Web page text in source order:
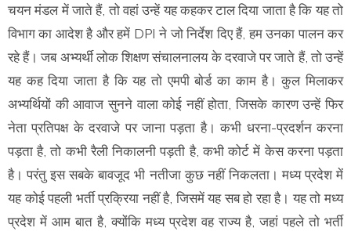
चयन मंडल में जाते हैं, तो वहां उन्हें यह कहकर टाल दिया जाता है कि यह तो
विभाग का आदेश है और हमें DPI ने जो निर्देश दिए हैं, हम उनका पालन कर
रहे हैं। जब अभ्यर्थी लोक शिक्षण संचालनालय के दरवाजे पर जाते हैं, तो उन्हें
यह कह दिया जाता है कि यह तो एमपी बोर्ड का काम है। कुल मिलाकर
अभ्यर्थियों की आवाज सुनने वाला कोई नहीं होता, जिसके कारण उन्हें फिर
नेता प्रतिपक्ष के दरवाजे पर जाना पड़ता है। कभी धरना-प्रदर्शन करना
पड़ता है, तो कभी रैली निकालनी पड़ती है, कभी कोर्ट में केस करना पड़ता
है। परंतु इस सबके बावजूद भी नतीजा कुछ नहीं निकलता। मध्य प्रदेश में
यह कोई पहली भर्ती प्रक्रिया नहीं है, जिसमें यह सब हो रहा है। यह तो मध्य
प्रदेश में आम बात है, क्योंकि मध्य प्रदेश वह राज्य है, जहां पहले तो भर्ती